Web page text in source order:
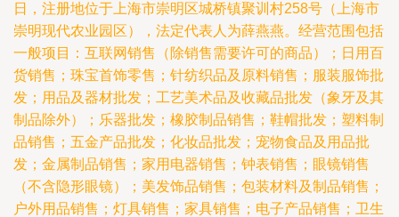
日，注册地位于上海市崇明区城桥镇聚训村258号（上海市
崇明现代农业园区），法定代表人为薛燕燕。经营范围包括
一般项目：互联网销售（除销售需要许可的商品）；日用百
货销售；珠宝首饰零售；针纺织品及原料销售；服装服饰批
发；用品及器材批发；工艺美术品及收藏品批发（象牙及其
制品除外）；乐器批发；橡胶制品销售；鞋帽批发；塑料制
品销售；五金产品批发；化妆品批发；宠物食品及用品批
发；金属制品销售；家用电器销售；钟表销售；眼镜销售
（不含隐形眼镜）；美发饰品销售；包装材料及制品销售；
户外用品销售；灯具销售；家具销售；电子产品销售；卫生